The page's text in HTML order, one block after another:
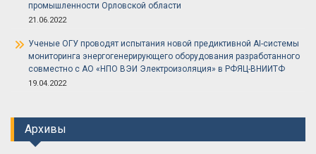
промышленности Орловской области
21.06.2022
Ученые ОГУ проводят испытания новой предиктивной AI-системы
мониторинга энергогенерирующего оборудования разработанного
совместно с АО «НПО ВЭИ Электроизоляция» в РФЯЦ-ВНИИТФ
19.04.2022
Архивы